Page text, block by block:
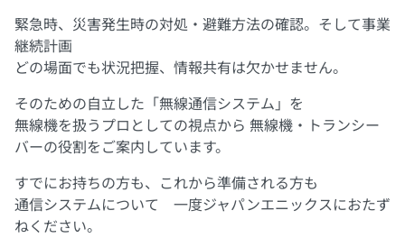
緊急時、災害発生時の対処・避難方法の確認。そして事業
継続計画
どの場面でも状況把握、情報共有は欠かせません。
そのための自立した「無線通信システム」を
無線機を扱うプロとしての視点から 無線機・トランシー
バーの役割をご案内しています。
すでにお持ちの方も、これから準備される方も
通信システムについて 一度ジャパンエニックスにおたず
ねください。